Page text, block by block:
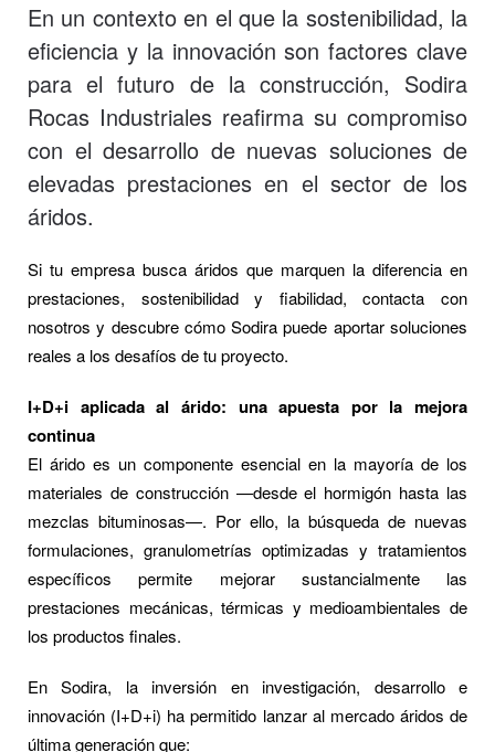
En un contexto en el que la sostenibilidad, la
eficiencia y la innovación son factores clave
para el futuro de la construcción, Sodira
Rocas Industriales reafirma su compromiso
con el desarrollo de nuevas soluciones de
elevadas prestaciones en el sector de los
áridos.
Si tu empresa busca áridos que marquen la diferencia en
prestaciones, sostenibilidad y fiabilidad, contacta con
nosotros y descubre cómo Sodira puede aportar soluciones
reales a los desafíos de tu proyecto.
I+D+i aplicada al árido: una apuesta por la mejora
continua
El árido es un componente esencial en la mayoría de los
materiales de construcción —desde el hormigón hasta las
mezclas bituminosas—. Por ello, la búsqueda de nuevas
formulaciones, granulometrías optimizadas y tratamientos
específicos permite mejorar sustancialmente las
prestaciones mecánicas, térmicas y medioambientales de
los productos finales.
En Sodira, la inversión en investigación, desarrollo e
innovación (I+D+i) ha permitido lanzar al mercado áridos de
última generación que: